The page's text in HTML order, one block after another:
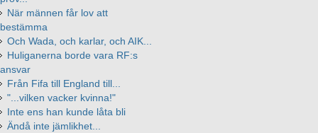
När männen får lov att
bestämma
Och Wada, och karlar, och AIK...
Huliganerna borde vara RF:s
ansvar
Från Fifa till England till...
"...vilken vacker kvinna!"
Inte ens han kunde låta bli
Ändå inte jämlikhet...